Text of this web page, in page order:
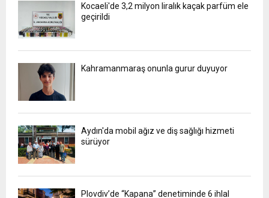
Kocaeli'de 3,2 milyon liralık kaçak parfüm ele
geçirildi
Kahramanmaraş onunla gurur duyuyor
Aydın'da mobil ağız ve diş sağlığı hizmeti
sürüyor
Plovdiv’de “Kapana” denetiminde 6 ihlal